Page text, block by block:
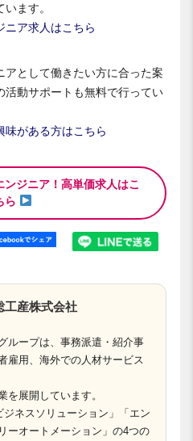
ます。
ニア求人はこちら
アとして働きたい方に合った案
活動サポートも無料で行ってい
味がある方はこちら
ジニア！高単価求人はこ
ら
工産株式会社
ループは、事務派遣・紹介事
雇用、海外での人材サービス
を展開しています。
ネスソリューション」「エン
ーオートメーション」の4つの